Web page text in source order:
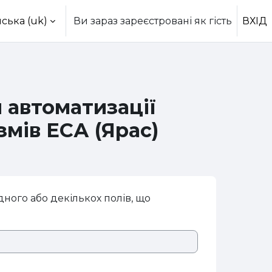
‎(uk)‎ Ви зараз зареєстровані як гість ВХІД
ЕСА (Ярас)
або декількох полів, що